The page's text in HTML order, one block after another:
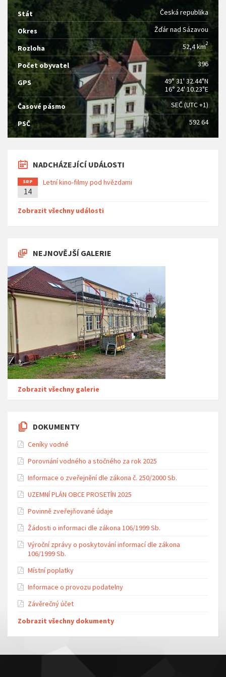
Stát Česká republika
Okres Žďár nad Sázavou
Rozloha 52,4 km2
Počet obyvatel 396
GPS
49° 31' 32.44"N
16° 24' 10.23"E
Časové pásmo
SEČ (UTC +1)
PSČ 592 64
NADCHÁZEJÍCÍ UDÁLOSTI
SRP
14
Letní kino-filmy pod hvězdami
Zobrazit všechny události
NEJNOVĚJŠÍ GALERIE
Zobrazit všechny galerie
DOKUMENTY
Ceníky vodné
Porovnání vodného a stočného za rok 2025
Informace o zveřejnění dle zákona č. 250/2000 Sb.
UZEMNÍ PLÁN OBCE PROSETÍN 2025
Povinně zveřejňované údaje
Žádosti o informaci dle zákona 106/1999 Sb.
Výroční zprávy o poskytování informací dle zákona
106/1999 Sb.
Místní poplatky
Informace o provozu podatelny
Závěrečný účet
Zobrazit všechny dokumenty